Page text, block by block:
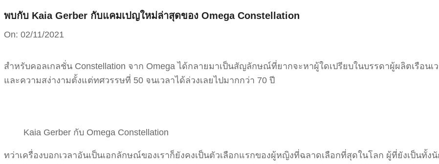
พบกับ Kaia Gerber กับแคมเปญใหม่ล่าสุดของ Omega Constellation
On: 02/11/2021
สำหรับคอลเกลชั่น Constellation จาก Omega ได้กลายมาเป็นสัญลักษณ์ที่ยากจะหาผู้ใดเปรียบในบรรดาผู้ผลิตเรือนเ
และความสง่างามตั้งแต่ทศวรรษที่ 50 จนเวลาได้ล่วงเลยไปมากกว่า 70 ปี
Kaia Gerber กับ Omega Constellation
ทว่าเครื่องบอกเวลาอันเป็นเอกลักษณ์ของเราก็ยังคงเป็นตัวเลือกแรกของผู้หญิงที่ฉลาดเลือกที่สุดในโลก ผู้ที่ยังเป็นทั้ง